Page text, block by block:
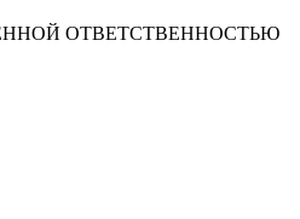
ОТВЕТСТВЕННОСТЬЮ